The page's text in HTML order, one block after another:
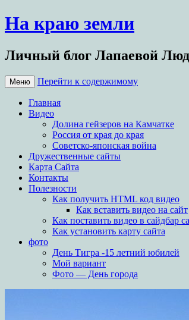
На краю земли
Личный блог Лапаевой
Меню Перейти к содержимому
Главная
Видео
Долина гейзеров на Камчатке
Россия от края до края
Советско-японская война
Дружественные сайты
Карта Сайта
Контакты
Полезности
Как получить HTML код видео
Как вставить видео на сайт
Как поставить видео в сайдбар
Как установить карту сайта
фото
День Тигра -15 летний юбилей
Мой вариант
Фото — День города